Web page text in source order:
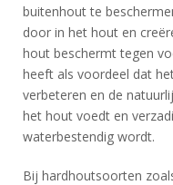
buitenhout te
door in het hout en
hout beschermt tegen
heeft als voordeel dat
verbeteren en de
het hout voedt en
waterbestendig wordt.
Bij hardhoutsoorten